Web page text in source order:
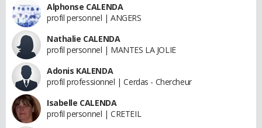
Alphonse CALENDA
profil personnel | ANGERS
Nathalie CALENDA
profil personnel | MANTES LA JOLIE
Adonis KALENDA
profil professionnel | Cerdas - Chercheur
Isabelle CALENDA
profil personnel | CRETEIL